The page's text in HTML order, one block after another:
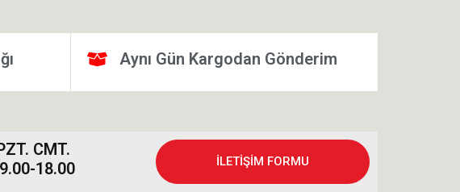
Aynı Gün Kargodan Gönderim
CMT.
18.00
İLETİŞİM FORMU